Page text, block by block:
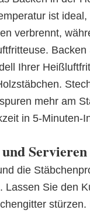
ist
verbrennt,
Ihrer
mehr am
in 5-Minuten-
Servieren
die
Sie den